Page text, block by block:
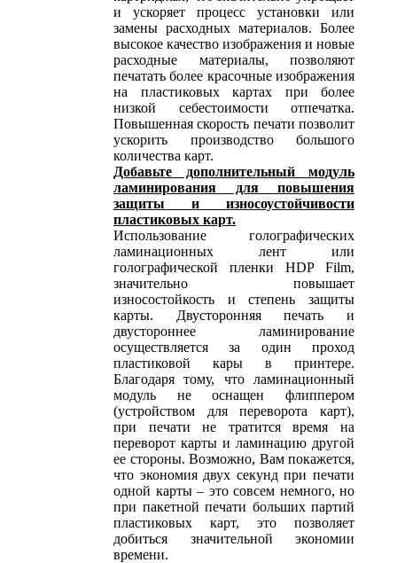
и ускоряет процесс установки или
замены расходных материалов. Более
высокое качество изображения и новые
расходные материалы, позволяют
печатать более красочные изображения
на пластиковых картах при более
низкой себестоимости отпечатка.
Повышенная скорость печати позволит
ускорить производство большого
количества карт.
Добавьте дополнительный модуль
ламинирования для повышения
защиты и износоустойчивости
пластиковых карт.
Использование голографических
ламинационных лент или
голографической пленки HDP Film,
значительно повышает
износостойкость и степень защиты
карты. Двусторонняя печать и
двустороннее ламинирование
осуществляется за один проход
пластиковой кары в принтере.
Благодаря тому, что ламинационный
модуль не оснащен флиппером
(устройством для переворота карт),
при печати не тратится время на
переворот карты и ламинацию другой
ее стороны. Возможно, Вам покажется,
что экономия двух секунд при печати
одной карты – это совсем немного, но
при пакетной печати больших партий
пластиковых карт, это позволяет
добиться значительной экономии
времени.